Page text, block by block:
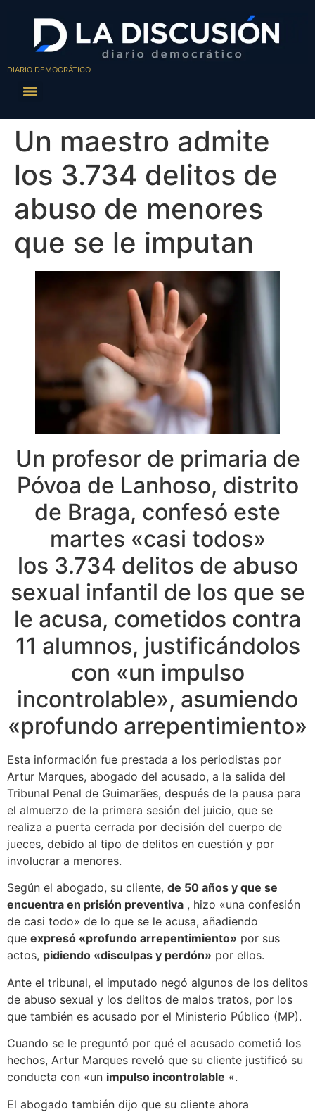
DIARIO DEMOCRÁTICO
Un maestro admite
los 3.734 delitos de
abuso de menores
que se le imputan
Un profesor de primaria de
Póvoa de Lanhoso, distrito
de Braga, confesó este
martes «casi todos»
los 3.734 delitos de abuso
sexual infantil de los que se
le acusa, cometidos contra
11 alumnos, justificándolos
con «un impulso
incontrolable», asumiendo
«profundo arrepentimiento»
Esta información fue prestada a los periodistas por
Artur Marques, abogado del acusado, a la salida del
Tribunal Penal de Guimarães, después de la pausa para
el almuerzo de la primera sesión del juicio, que se
realiza a puerta cerrada por decisión del cuerpo de
jueces, debido al tipo de delitos en cuestión y por
involucrar a menores.
Según el abogado, su cliente, de 50 años y que se
encuentra en prisión preventiva , hizo «una confesión
de casi todo» de lo que se le acusa, añadiendo
que expresó «profundo arrepentimiento» por sus
actos, pidiendo «disculpas y perdón» por ellos.
Ante el tribunal, el imputado negó algunos de los delitos
de abuso sexual y los delitos de malos tratos, por los
que también es acusado por el Ministerio Público (MP).
Cuando se le preguntó por qué el acusado cometió los
hechos, Artur Marques reveló que su cliente justificó su
conducta con «un impulso incontrolable «.
El abogado también dijo que su cliente ahora